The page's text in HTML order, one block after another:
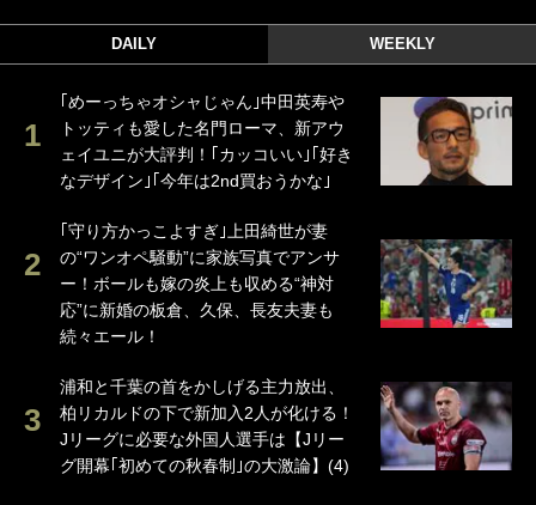
DAILY WEEKLY
｢めーっちゃオシャじゃん｣中田英寿や
トッティも愛した名門ローマ、新アウ
ェイユニが大評判！｢カッコいい｣｢好き
なデザイン｣｢今年は2nd買おうかな｣
｢守り方かっこよすぎ｣上田綺世が妻
の“ワンオペ騒動”に家族写真でアンサ
ー！ボールも嫁の炎上も収める“神対
応”に新婚の板倉、久保、長友夫妻も
続々エール！
浦和と千葉の首をかしげる主力放出、
柏リカルドの下で新加入2人が化ける！
Jリーグに必要な外国人選手は【Jリー
グ開幕｢初めての秋春制｣の大激論】(4)